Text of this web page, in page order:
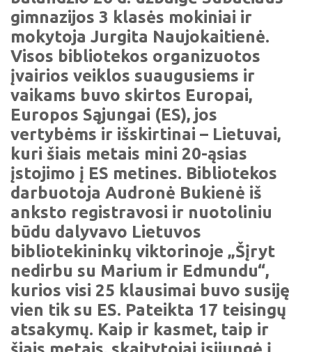
gimnazijos 3 klasės mokiniai ir
mokytoja Jurgita Naujokaitienė.
Visos bibliotekos organizuotos
įvairios veiklos suaugusiems ir
vaikams buvo skirtos Europai,
Europos Sąjungai (ES), jos
vertybėms ir išskirtinai – Lietuvai,
kuri šiais metais mini 20-ąsias
įstojimo į ES metines. Bibliotekos
darbuotoja Audronė Bukienė iš
anksto registravosi ir nuotoliniu
būdu dalyvavo Lietuvos
bibliotekininkų viktorinoje „Šįryt
nedirbu su Marium ir Edmundu“,
kurios visi 25 klausimai buvo susiję
vien tik su ES. Pateikta 17 teisingų
atsakymų. Kaip ir kasmet, taip ir